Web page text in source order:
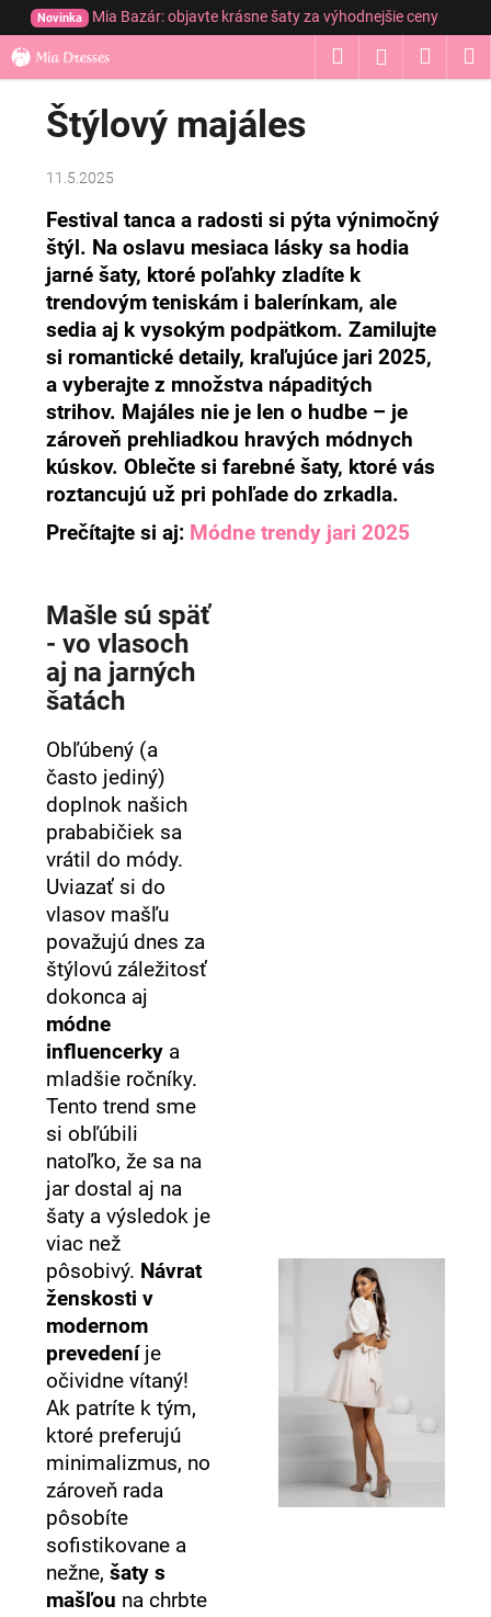
Prejsť
obsah
Novinka Mia Bazár: objavte krásne šaty za výhodnejšie ceny
Hľadať
Štýlový majáles
11.5.2025
Festival tanca a radosti si pýta výnimočný
štýl. Na oslavu mesiaca lásky sa hodia
jarné šaty, ktoré poľahky zladíte k
trendovým teniskám i balerínkam, ale
sedia aj k vysokým podpätkom. Zamilujte
si romantické detaily, kraľujúce jari 2025,
a vyberajte z množstva nápaditých
strihov. Majáles nie je len o hudbe – je
zároveň prehliadkou hravých módnych
kúskov. Oblečte si farebné šaty, ktoré vás
roztancujú už pri pohľade do zrkadla.
Prečítajte si aj: Módne trendy jari 2025
Mašle sú späť
- vo vlasoch
aj na jarných
šatách
Obľúbený (a
často jediný)
doplnok našich
prababičiek sa
vrátil do módy.
Uviazať si do
vlasov mašľu
považujú dnes za
štýlovú záležitosť
dokonca aj
módne
influencerky a
mladšie ročníky.
Tento trend sme
si obľúbili
natoľko, že sa na
jar dostal aj na
šaty a výsledok je
viac než
pôsobivý. Návrat
ženskosti v
modernom
prevedeníje
očividne vítaný!
Ak patríte k tým,
ktoré preferujú
minimalizmus, no
zároveň rada
pôsobíte
sofistikovane a
nežne,šaty s
mašľou na chrbte
o
Späť
Späť
HĽADAŤ